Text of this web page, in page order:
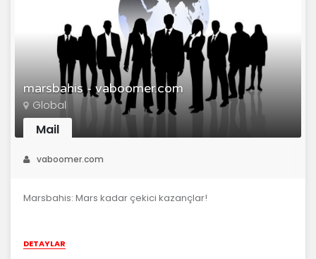
marsbahis - vaboomer.com
Global
Mail
vaboomer.com
Marsbahis: Mars kadar çekici kazançlar!
DETAYLAR